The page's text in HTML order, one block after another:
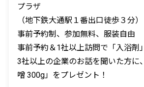
プラザ
（地下鉄大通駅１番出口徒歩３分）
事前予約制、参加無料、服装自由
事前予約＆1社以上訪問で「入浴剤
3社以上の企業のお話を聞いた方に
噌 300g」をプレゼント！